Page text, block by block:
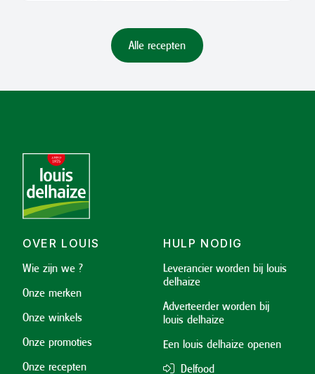
Alle recepten
OVER LOUIS
Wie zijn we ?
Onze merken
Onze winkels
Onze promoties
Onze recepten
HULP NODIG
Leverancier worden bij louis
delhaize
Adverteerder worden bij
louis delhaize
Een louis delhaize openen
Delfood